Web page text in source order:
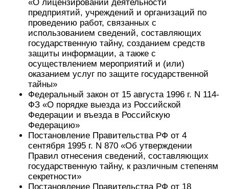
«О лицензировании деятельности
предприятий, учреждений и организаций по
проведению работ, связанных с
использованием сведений, составляющих
государственную тайну, созданием средств
защиты информации, а также с
осуществлением мероприятий и (или)
оказанием услуг по защите государственной
тайны»
Федеральный закон от 15 августа 1996 г. N 114-
ФЗ «О порядке выезда из Российской
Федерации и въезда в Российскую
Федерацию»
Постановление Правительства РФ от 4
сентября 1995 г. N 870 «Об утверждении
Правил отнесения сведений, составляющих
государственную тайну, к различным степеням
секретности»
Постановление Правительства РФ от 18